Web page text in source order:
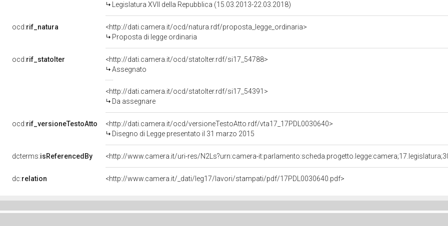
Legislatura XVII della Repubblica (15.03.2013-22.03.2018)
ocd:rif_natura
<http://dati.camera.it/ocd/natura.rdf/proposta_legge_ordinaria>
Proposta di legge ordinaria
ocd:rif_statoIter
<http://dati.camera.it/ocd/statoIter.rdf/si17_54788>
Assegnato
<http://dati.camera.it/ocd/statoIter.rdf/si17_54391>
Da assegnare
ocd:rif_versioneTestoAtto
<http://dati.camera.it/ocd/versioneTestoAtto.rdf/vta17_17PDL0030640>
Disegno di Legge presentato il 31 marzo 2015
dcterms:isReferencedBy <http://www.camera.it/uri-res/N2Ls?urn:camera-
dc:relation <http://www.camera.it/_dati/leg17/lavori/stampati/pdf/17PDL0030640.pdf>